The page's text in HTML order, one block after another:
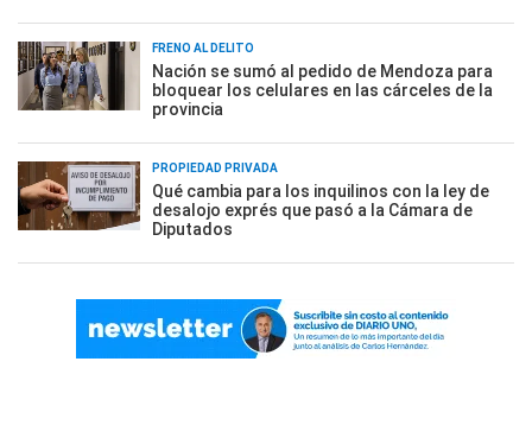
FRENO AL DELITO
Nación se sumó al pedido de Mendoza para
bloquear los celulares en las cárceles de la
provincia
PROPIEDAD PRIVADA
Qué cambia para los inquilinos con la ley de
desalojo exprés que pasó a la Cámara de
Diputados